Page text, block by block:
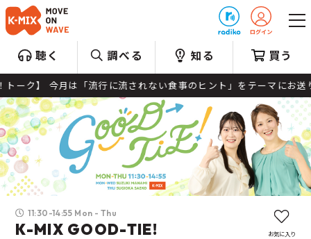
聴く 調べる 知る 買う
れない食事のヒント」をテーマにお送りします！ ●13:37頃
11:30-14:55 Mon - Thu
K-MIX GOOD-TIE! お気に入り